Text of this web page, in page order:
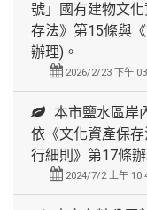
號」國有建物文
存法》第15條與
辦理)。
2026/2/23 下午
本市鹽水區岸
依《文化資產保
行細則》第17條
2024/7/2 上午